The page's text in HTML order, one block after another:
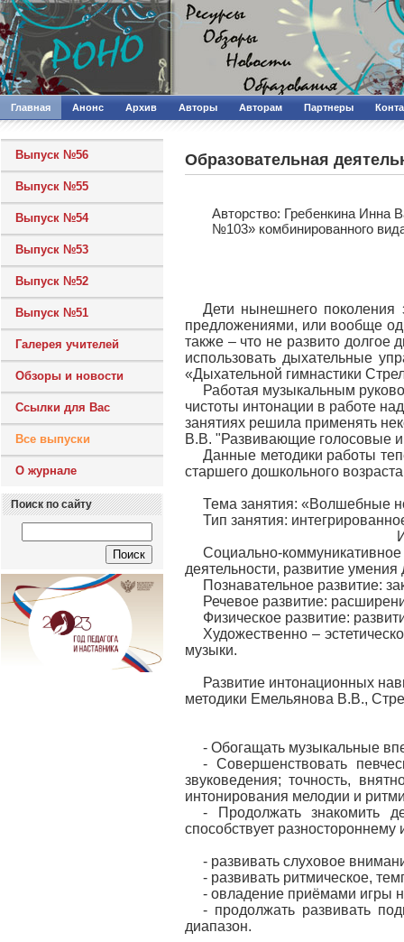
Главная Анонс Архив Авторы Авторам Партнеры
Выпуск №56
Выпуск №55
Выпуск №54
Выпуск №53
Выпуск №52
Выпуск №51
Галерея учителей
Обзоры и новости
Ссылки для Вас
Все выпуски
О журнале
Поиск по сайту
Образовательная
Авторcтво: Гребенкина Инна
№103» комбинированного
Дети нынешнего поколения
предложениями, или вообще
также – что не развито долгое
использовать дыхательные
«Дыхательной гимнастики
Работая музыкальным
чистоты интонации в работе
занятиях решила применять
В.В. "Развивающие голосовые
Данные методики работы
старшего дошкольного
Тема занятия: «Волшебные
Тип занятия:
Социально-
деятельности, развитие умения
Познавательное развитие:
Речевое развитие:
Физическое развитие:
Художественно –
музыки.
Развитие интонационных
методики Емельянова В.В.,
- Обогащать музыкальные
- Совершенствовать
звуковедения; точность,
интонирования мелодии и
- Продолжать знакомить
способствует
- развивать слуховое
- развивать ритмическое,
- овладение приёмами игры
- продолжать развивать
диапазон.